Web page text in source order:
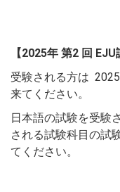
【2025年 第2 回
受験される方は
来てください。
日本語の試験を受験
される試験科目の試
てください。